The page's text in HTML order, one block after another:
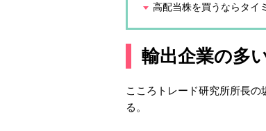
高配当株を買うならタイ
輸出企業の多
こころトレード研究所所長
る。